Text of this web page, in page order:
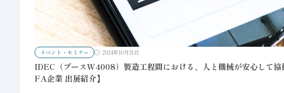
イベント・セミナー 2024年10月31日
IDEC（ブースW4008）製造工程間における、人と機械が安心して
FA企業 出展紹介】